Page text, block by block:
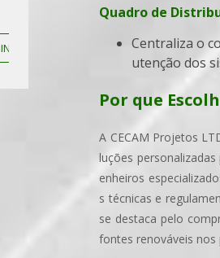
PRIMÁRIA
Quadro de
Centraliza o controle e a proteção dos circuitos, permitindo a fácil identificação e man
utenção dos
Por que
A CECAM Projetos
luções
enheiros
s técnicas e
se destaca pelo
fontes renováveis nos